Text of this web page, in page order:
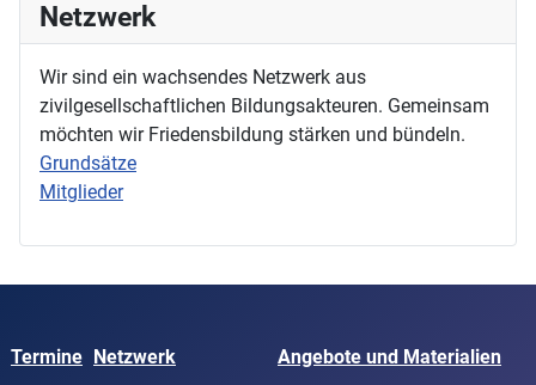
Netzwerk
Wir sind ein wachsendes Netzwerk aus
zivilgesellschaftlichen Bildungsakteuren. Gemeinsam
möchten wir Friedensbildung stärken und bündeln.
Grundsätze
Mitglieder
Termine Netzwerk
Angebote und Materialien